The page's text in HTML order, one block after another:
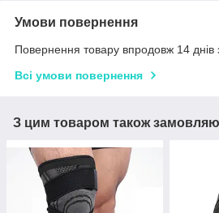
Умови повернення
Повернення товару впродовж 14 днів
Всі умови повернення
З цим товаром також